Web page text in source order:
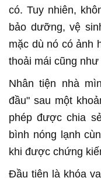
có. Tuy nhiên,
bảo dưỡng, vệ
mặc dù nó có ảnh
thoải mái cũng
Nhân tiện nhà
đầu" sau một
phép được chia
bình nóng lạnh
khi được chứng
Đầu tiên là khóa